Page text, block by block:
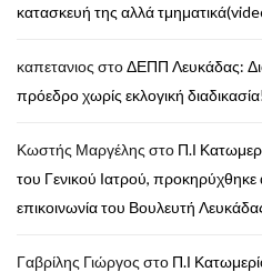
κατασκευή της αλλά
καπετανιος στοΔΕΠΠ Λευκάδας:
πρόεδρο χωρίς εκλογική διαδικασία!
Κωστής Μαργέλης στο Π.Ι
του Γενικού Ιατρού,
επικοινωνία του Βουλευτή
Γαβρίλης Γιώργος στο Π.Ι